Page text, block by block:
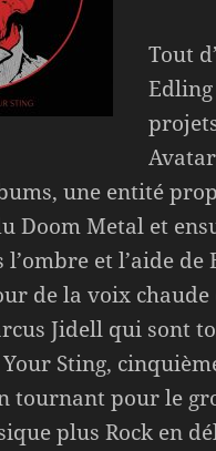
Tout
une entité
Doom Metal et
et l’aide
de la voix chaude
Jidell qui sont
Sting,
tournant pour le
plus Rock en